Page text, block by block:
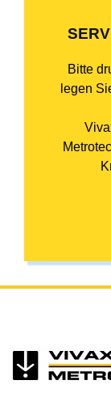
Bitte
legen